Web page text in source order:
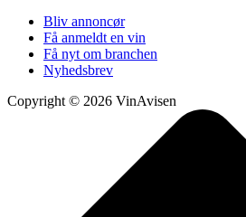
Bliv annoncør
Få anmeldt en vin
Få nyt om branchen
Nyhedsbrev
Copyright © 2026 VinAvisen